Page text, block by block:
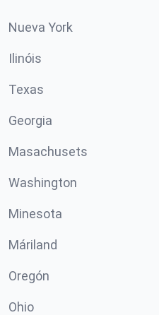
Nueva York
Ilinóis
Texas
Georgia
Masachusets
Washington
Minesota
Máriland
Oregón
Ohio